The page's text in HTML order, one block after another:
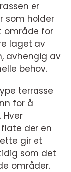
er
som holder
område for
laget av
avhengig av
behov.
terrasse
for å
Hver
der en
gir et
som det
områder.